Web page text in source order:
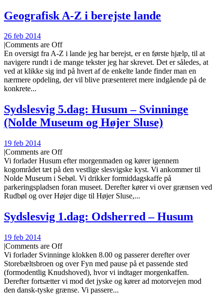
Geografisk A-Z i berejste lande
26 feb 2014
|Comments are Off
En oversigt fra A-Z i lande jeg har berejst, er en første hjælp, til at
navigere rundt i de mange tekster jeg har skrevet. Det er således, at
ved at klikke sig ind på hvert af de enkelte lande finder man en
nærmere opdeling, der vil blive præsenteret mere indgående på de
konkrete...
Sydslesvig 5.dag: Husum – Svinninge
(Nolde Museum og Højer Sluse)
19 feb 2014
|Comments are Off
Vi forlader Husum efter morgenmaden og kører igennem
kogområdet tæt på den vestlige slesvigske kyst. Vi ankommer til
Nolde Museum i Sebøl. Vi drikker formiddagskaffe på
parkeringspladsen foran museet. Derefter kører vi over grænsen ved
Rudbøl og over Højer dige til Højer Sluse,...
Sydslesvig 1.dag: Odsherred – Husum
19 feb 2014
|Comments are Off
Vi forlader Svinninge klokken 8.00 og passerer derefter over
Storebæltsbroen og over Fyn med pause på et passende sted
(formodentlig Knudshoved), hvor vi indtager morgenkaffen.
Derefter fortsætter vi mod det jyske og kører ad motorvejen mod
den dansk-tyske grænse. Vi passere...